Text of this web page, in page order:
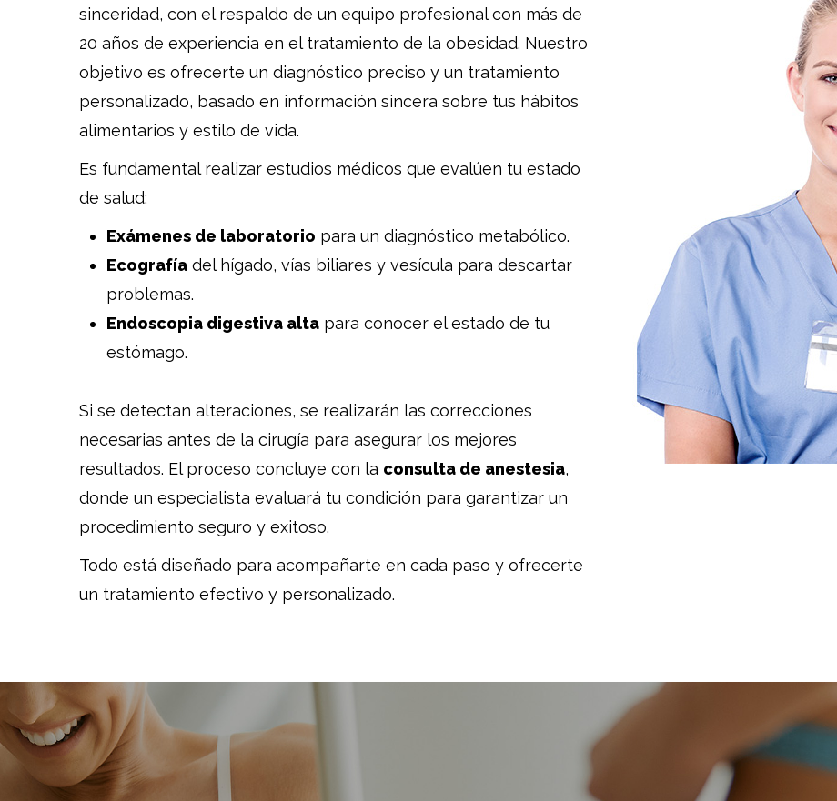
sinceridad, con el respaldo de un equipo profesional con más de
20 años de experiencia en el tratamiento de la obesidad. Nuestro
objetivo es ofrecerte un diagnóstico preciso y un tratamiento
personalizado, basado en información sincera sobre tus hábitos
alimentarios y estilo de vida.
Es fundamental realizar estudios médicos que evalúen tu estado
de salud:
Exámenes de laboratorio para un diagnóstico metabólico.
Ecografía del hígado, vías biliares y vesícula para descartar
problemas.
Endoscopia digestiva alta para conocer el estado de tu
estómago.
Si se detectan alteraciones, se realizarán las correcciones
necesarias antes de la cirugía para asegurar los mejores
resultados. El proceso concluye con la consulta de anestesia,
donde un especialista evaluará tu condición para garantizar un
procedimiento seguro y exitoso.
Todo está diseñado para acompañarte en cada paso y ofrecerte
un tratamiento efectivo y personalizado.